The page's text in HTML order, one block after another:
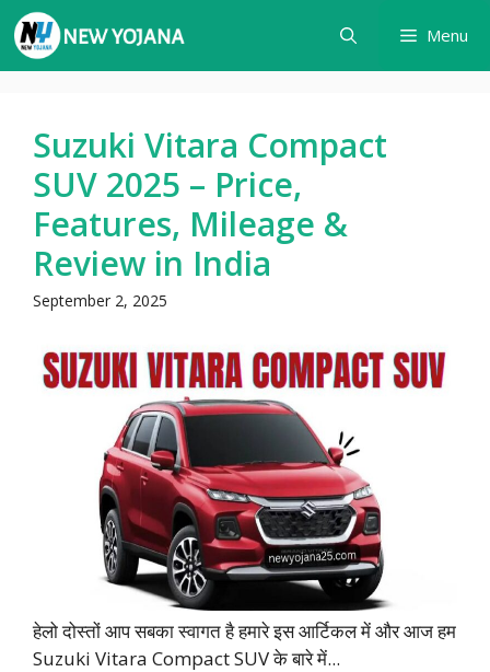
Skip
to
content
Menu
Suzuki Vitara Compact
SUV 2025 – Price,
Features, Mileage &
Review in India
September 2, 2025
हेलो दोस्तों आप सबका स्वागत है हमारे इस आर्टिकल में और आज हम
Suzuki Vitara Compact SUV के बारे में...